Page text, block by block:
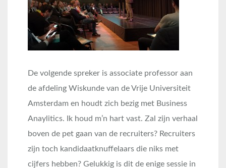
De volgende spreker is associate professor aan
de afdeling Wiskunde van de Vrije Universiteit
Amsterdam en houdt zich bezig met Business
Anaylitics. Ik houd m’n hart vast. Zal zijn verhaal
boven de pet gaan van de recruiters? Recruiters
zijn toch kandidaatknuffelaars die niks met
cijfers hebben? Gelukkig is dit de enige sessie in